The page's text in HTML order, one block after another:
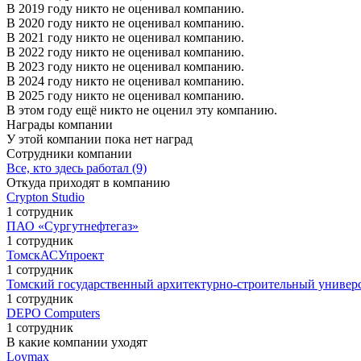
В 2019 году никто не оценивал компанию.
В 2020 году никто не оценивал компанию.
В 2021 году никто не оценивал компанию.
В 2022 году никто не оценивал компанию.
В 2023 году никто не оценивал компанию.
В 2024 году никто не оценивал компанию.
В 2025 году никто не оценивал компанию.
В этом году ещё никто не оценил эту компанию.
Награды компании
У этой компании пока нет наград
Сотрудники компании
Все, кто здесь работал (9)
Откуда приходят в компанию
Crypton Studio
1 сотрудник
ПАО «Сургутнефтегаз»
1 сотрудник
ТомскАСУпроект
1 сотрудник
Томский государственный архитектурно-строительный
1 сотрудник
DEPO Computers
1 сотрудник
В какие компании уходят
Loymax